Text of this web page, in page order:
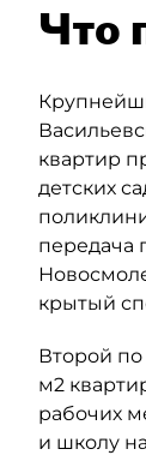
Что
квартир
детских
передача
крытый
Второй
м2
рабочих
и школу